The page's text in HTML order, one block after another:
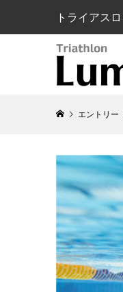
トライアス
エントリー